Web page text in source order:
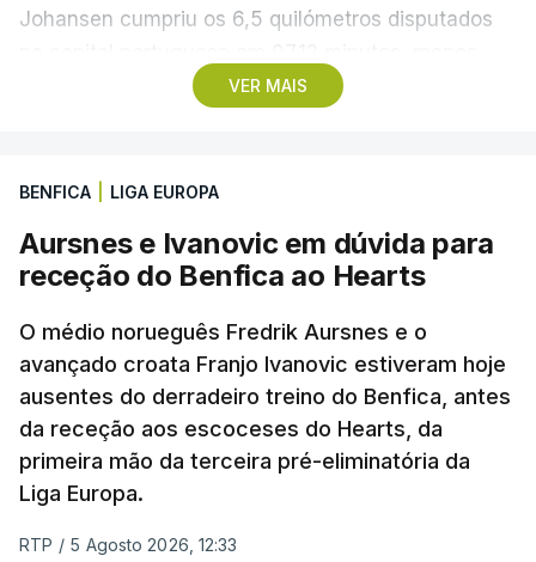
VER MAIS
Johansen cumpriu os 6,5 quilómetros disputados
quatro segundos do que o companheiro de equipa
pista.
O vice-campeão português de contrarrelógio,
Rafael Reis, que procurava o oitavo triunfo em
mais rápido, a sete segundos, enquanto o italiano
Luca Giaimi (UAE Emirates) e o russo Artem Nych
(Anicolor-Campicarn), vencedor das últimas duas
edições da Volta, terminaram na quarta e quinta
posições, respetivamente, a nove e 14 segundos.
Na quinta-feira, o pelotão vai percorrer os 157,1
BENFICA LIGA EUROPA
Aursnes e Ivanovic em dúvida para
receção do Benfica ao Hearts
O médio norueguês Fredrik Aursnes e o
avançado croata Franjo Ivanovic estiveram hoje
ausentes do derradeiro treino do Benfica, antes
da receção aos escoceses do Hearts, da
primeira mão da terceira pré-eliminatória da
Liga Europa.
RTP / 5 Agosto 2026, 12:33